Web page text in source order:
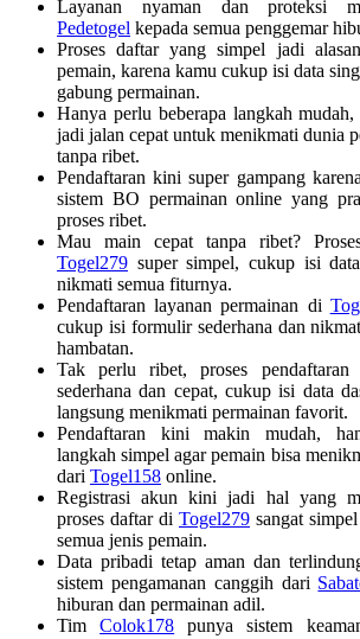
Layanan nyaman dan proteksi
Pedetogel kepada semua penggemar
Proses daftar yang simpel jadi
pemain, karena kamu cukup isi data
gabung permainan.
Hanya perlu beberapa langkah mudah,
jadi jalan cepat untuk menikmati dunia
tanpa ribet.
Pendaftaran kini super gampang karena
sistem BO permainan online yang
proses ribet.
Mau main cepat tanpa ribet?
Togel279 super simpel, cukup isi
nikmati semua fiturnya.
Pendaftaran layanan permainan di
cukup isi formulir sederhana dan
hambatan.
Tak perlu ribet, proses
sederhana dan cepat, cukup isi data
langsung menikmati permainan favorit.
Pendaftaran kini makin mudah,
langkah simpel agar pemain bisa
dari Togel158 online.
Registrasi akun kini jadi hal yang
proses daftar di Togel279 sangat
semua jenis pemain.
Data pribadi tetap aman dan
sistem pengamanan canggih dari
hiburan dan permainan adil.
TimColok178 punya sistem